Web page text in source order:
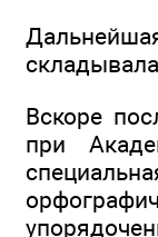
Вскоре
при